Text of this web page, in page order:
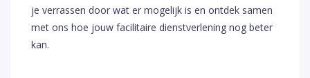
je verrassen door wat er mogelijk is en ontdek samen
met ons hoe jouw facilitaire dienstverlening nog beter
kan.